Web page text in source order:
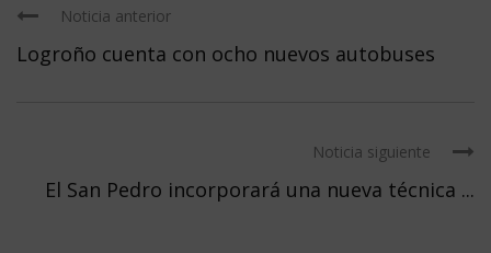
Noticia anterior
Logroño cuenta con ocho nuevos autobuses
Noticia siguiente
El San Pedro incorporará una nueva técnica ...